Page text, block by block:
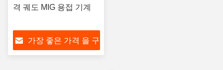
격 궤도 MIG 용접 기계
가장 좋은 가격 을 구